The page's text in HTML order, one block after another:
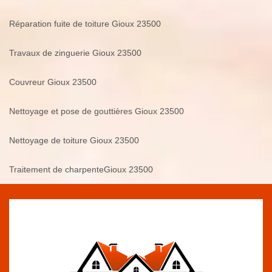
Réparation fuite de toiture Gioux 23500
Travaux de zinguerie Gioux 23500
Couvreur Gioux 23500
Nettoyage et pose de gouttières Gioux 23500
Nettoyage de toiture Gioux 23500
Traitement de charpenteGioux 23500